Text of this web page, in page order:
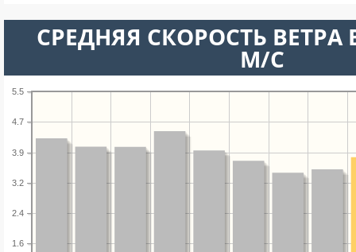
СРЕДНЯЯ СКОРОСТЬ ВЕТРА
М/С
1.6
2.4
3.2
3.9
4.7
5.5